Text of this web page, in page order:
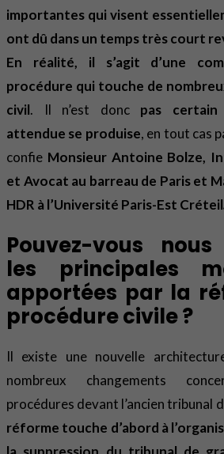
importantes qui visent
ont dû dans un temps très court
En réalité, il s’agit d’une
procédure qui touche de
civil. Il n’est donc pas certain
attendue se produise, en tout cas
confie Monsieur Antoine Bolze,
et Avocat au barreau de Paris et
HDR à l’Université Paris-Est Créteil
Pouvez-vous
les principales
apportées par la
procédure civile ?
Il existe une nouvelle
nombreux changements
procédures devant l’ancien tribunal
réforme touche d’abord à